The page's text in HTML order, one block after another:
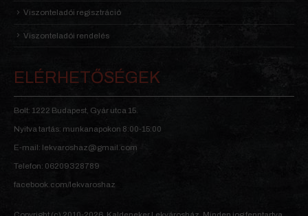
Viszonteladói regisztráció
Viszonteladói rendelés
ELÉRHETŐSÉGEK
Bolt: 1222 Budapest, Gyár utca 15.
Nyitva tartás: munkanapokon 8:00-15:00
E-mail: lekvaroshaz@gmail.com
Telefon: 06209328789
facebook.com/lekvaroshaz